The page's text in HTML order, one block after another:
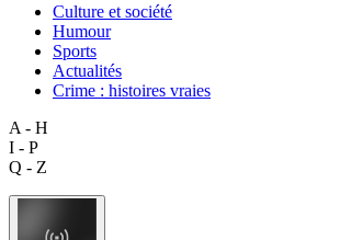
Culture et société
Humour
Sports
Actualités
Crime : histoires vraies
A - H
I - P
Q - Z